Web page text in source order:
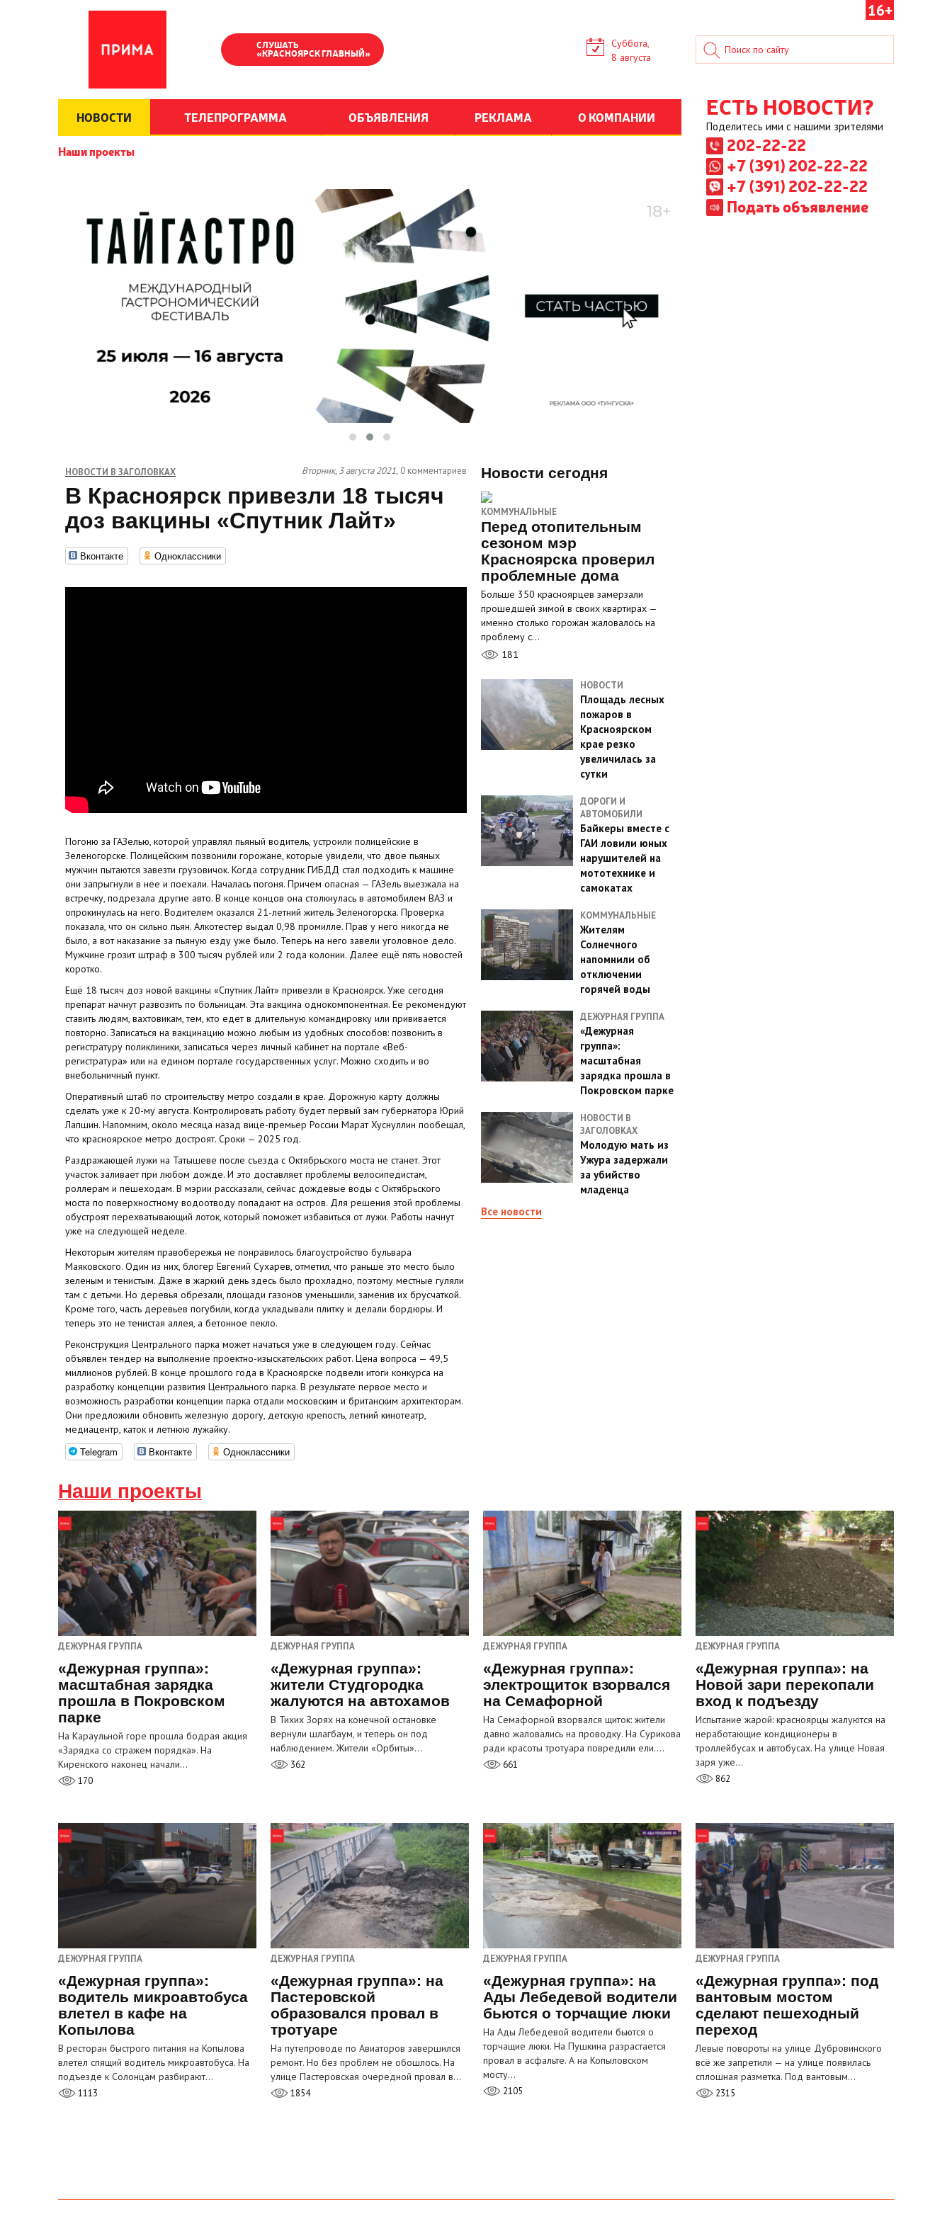
16+
СЛУШАТЬ
«КРАСНОЯРСК ГЛАВНЫЙ»
Суббота,
8 августа
НОВОСТИ ТЕЛЕПРОГРАММА ОБЪЯВЛЕНИЯ РЕКЛАМА О КОМПАНИИ
Наши проекты
ЕСТЬ НОВОСТИ?
Поделитесь ими с нашими зрителями
202-22-22
+7 (391) 202-22-22
+7 (391) 202-22-22
Подать объявление
НОВОСТИ В ЗАГОЛОВКАХ Вторник, 3 августа 2021, 0 комментариев
В Красноярск привезли 18 тысяч
доз вакцины «Спутник Лайт»
Вконтакте Одноклассники
Погоню за ГАЗелью, которой управлял пьяный водитель, устроили полицейские в
Зеленогорске. Полицейским позвонили горожане, которые увидели, что двое пьяных
мужчин пытаются завезти грузовичок. Когда сотрудник ГИБДД стал подходить к машине
они запрыгнули в нее и поехали. Началась погоня. Причем опасная — ГАЗель выезжала на
встречку, подрезала другие авто. В конце концов она столкнулась в автомобилем ВАЗ и
опрокинулась на него. Водителем оказался 21-летний житель Зеленогорска. Проверка
показала, что он сильно пьян. Алкотестер выдал 0,98 промилле. Прав у него никогда не
было, а вот наказание за пьяную езду уже было. Теперь на него завели уголовное дело.
Мужчине грозит штраф в 300 тысяч рублей или 2 года колонии. Далее ещё пять новостей
коротко.
Ещё 18 тысяч доз новой вакцины «Спутник Лайт» привезли в Красноярск. Уже сегодня
препарат начнут развозить по больницам. Эта вакцина однокомпонентная. Ее рекомендуют
ставить людям, вахтовикам, тем, кто едет в длительную командировку или прививается
повторно. Записаться на вакцинацию можно любым из удобных способов: позвонить в
регистратуру поликлиники, записаться через личный кабинет на портале «Веб-
регистратура» или на едином портале государственных услуг. Можно сходить и во
внебольничный пункт.
Оперативный штаб по строительству метро создали в крае. Дорожную карту должны
сделать уже к 20-му августа. Контролировать работу будет первый зам губернатора Юрий
Лапшин. Напомним, около месяца назад вице-премьер России Марат Хуснуллин пообещал,
что красноярское метро достроят. Сроки — 2025 год.
Раздражающей лужи на Татышеве после съезда с Октябрьского моста не станет. Этот
участок заливает при любом дожде. И это доставляет проблемы велосипедистам,
роллерам и пешеходам. В мэрии рассказали, сейчас дождевые воды с Октябрьского
моста по поверхностному водоотводу попадают на остров. Для решения этой проблемы
обустроят перехватывающий лоток, который поможет избавиться от лужи. ​Работы начнут
уже на следующей неделе.
Некоторым жителям правобережья не понравилось благоустройство бульвара
Маяковского. Один из них, блогер Евгений Сухарев, отметил, что раньше это место было
зеленым и тенистым. Даже в жаркий день здесь было прохладно, поэтому местные гуляли
там с детьми. Но деревья обрезали, площади газонов уменьшили, заменив их брусчаткой.
Кроме того, часть деревьев погубили, когда укладывали плитку и делали бордюры. И
теперь это не тенистая аллея, а бетонное пекло.
Реконструкция Центрального парка может начаться уже в следующем году. Сейчас
объявлен тендер на выполнение проектно-изыскательских работ. Цена вопроса — 49,5
миллионов рублей. В конце прошлого года в Красноярске подвели итоги конкурса на
разработку концепции развития Центрального парка. В результате первое место и
возможность разработки концепции парка отдали московским и британским архитекторам.
Они предложили обновить железную дорогу, детскую крепость, летний кинотеатр,
медиацентр, каток и летнюю лужайку.
Telegram Вконтакте Одноклассники
Новости сегодня
КОММУНАЛЬНЫЕ
Перед отопительным
сезоном мэр
Красноярска проверил
проблемные дома
Больше 350 красноярцев замерзали
прошедшей зимой в своих квартирах —
именно столько горожан жаловалось на
проблему с…
181
НОВОСТИ
Площадь лесных
пожаров в
Красноярском
крае резко
увеличилась за
сутки
ДОРОГИ И
АВТОМОБИЛИ
Байкеры вместе с
ГАИ ловили юных
нарушителей на
мототехнике и
самокатах
КОММУНАЛЬНЫЕ
Жителям
Солнечного
напомнили об
отключении
горячей воды
ДЕЖУРНАЯ ГРУППА
«Дежурная
группа»:
масштабная
зарядка прошла в
Покровском парке
НОВОСТИ В
ЗАГОЛОВКАХ
Молодую мать из
Ужура задержали
за убийство
младенца
Все новости
Наши проекты
ДЕЖУРНАЯ ГРУППА
«Дежурная группа»:
масштабная зарядка
прошла в Покровском
парке
На Караульной горе прошла бодрая акция
«Зарядка со стражем порядка». На
Киренского наконец начали…
170
ДЕЖУРНАЯ ГРУППА
«Дежурная группа»:
жители Студгородка
жалуются на автохамов
В Тихих Зорях на конечной остановке
вернули шлагбаум, и теперь он под
наблюдением. Жители «Орбиты»…
362
ДЕЖУРНАЯ ГРУППА
«Дежурная группа»:
электрощиток взорвался
на Семафорной
На Семафорной взорвался щиток: жители
давно жаловались на проводку. На Сурикова
ради красоты тротуара повредили ели.…
661
ДЕЖУРНАЯ ГРУППА
«Дежурная группа»: на
Новой зари перекопали
вход к подъезду
Испытание жарой: красноярцы жалуются на
неработающие кондиционеры в
троллейбусах и автобусах. На улице Новая
заря уже…
862
ДЕЖУРНАЯ ГРУППА
«Дежурная группа»:
водитель микроавтобуса
влетел в кафе на
Копылова
В ресторан быстрого питания на Копылова
влетел спящий водитель микроавтобуса. На
подъезде к Солонцам разбирают…
1113
ДЕЖУРНАЯ ГРУППА
«Дежурная группа»: на
Пастеровской
образовался провал в
тротуаре
На путепроводе по Авиаторов завершился
ремонт. Но без проблем не обошлось. На
улице Пастеровская очередной провал в…
1854
ДЕЖУРНАЯ ГРУППА
«Дежурная группа»: на
Ады Лебедевой водители
бьются о торчащие люки
На Ады Лебедевой водители бьются о
торчащие люки. На Пушкина разрастается
провал в асфальте. А на Копыловском
мосту…
2105
ДЕЖУРНАЯ ГРУППА
«Дежурная группа»: под
вантовым мостом
сделают пешеходный
переход
Левые повороты на улице Дубровинского
всё же запретили — на улице появилась
сплошная разметка. Под вантовым…
2315